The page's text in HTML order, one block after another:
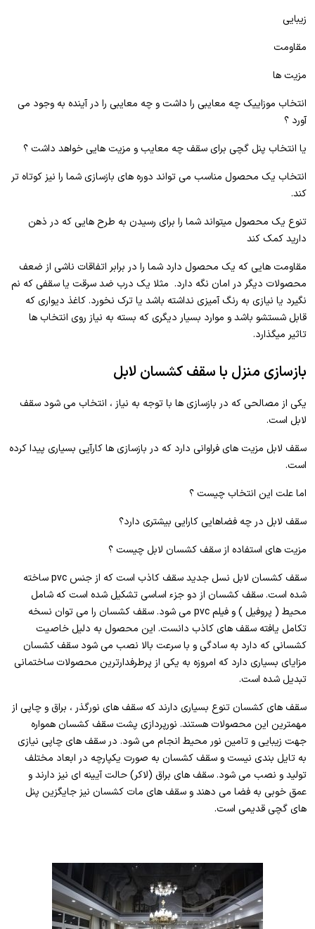
زیبایی
مقاومت
مزیت ها
انتخاب موزاییک چه معایبی را داشت و چه معایبی را در آینده به وجود می
آورد ؟
یا انتخاب پنل گچی برای سقف چه معایب و مزیت هایی خواهد داشت ؟
انتخاب یک محصول مناسب می تواند دوره های بازسازی شما را نیز کوتاه تر
کند.
تنوع یک محصول میتواند شما را برای رسیدن به طرح هایی که در ذهن
دارید کمک کند
مقاومت هایی که یک محصول دارد شما را در برابر اتفاقات ناشی از ضعف
محصولات دیگر در امان نگه دارد. مثلا یک درب ضد سرقت یا سقفی که نم
نگیرد یا نیازی به رنگ آمیزی نداشته باشد یا ترک نخورد. کاغذ دیواری که
قابل شستشو باشد و موارد بسیار دیگری که بسته به نیاز روی انتخاب ها
تاثیر میگذارد.
بازسازی منزل با سقف کشسان لابل
یکی از مصالحی که در بازسازی ها با توجه به نیاز ، انتخاب می شود سقف
لابل است.
سقف لابل مزیت های فراوانی دارد که در بازسازی ها کارآیی بسیاری پیدا کرده
است.
اما علت این انتخاب چیست ؟
سقف لابل در چه فضاهایی کارایی بیشتری دارد؟
مزیت های استفاده از سقف کشسان لابل چیست ؟
سقف کشسان لابل نسل جدید سقف کاذب است که از جنس pvc ساخته
شده است. سقف کشسان از دو جزء اساسی تشکیل شده است که شامل
محیط ( پروفیل ) و فیلم pvc می شود. سقف کشسان را می توان نسخه
تکامل یافته سقف های کاذب دانست. این محصول به دلیل خاصیت
کشسانی که دارد به سادگی و با سرعت بالا نصب می شود سقف کشسان
مزایای بسیاری دارد که امروزه به یکی از پرطرفدارترین محصولات ساختمانی
تبدیل شده است.
سقف های کشسان تنوع بسیاری دارند که سقف های نورگذر ، براق و چاپی از
مهمترین این محصولات هستند. نورپردازی پشت سقف کشسان همواره
جهت زیبایی و تامین نور محیط انجام می شود. در سقف های چاپی نیازی
به تایل بندی نیست و سقف کشسان به صورت یکپارچه در ابعاد مختلف
تولید و نصب می شود. سقف های براق (لاکر) حالت آیینه ای نیز دارند و
عمق خوبی به فضا می دهند و سقف های مات کشسان نیز جایگزین پنل
های گچی قدیمی است.